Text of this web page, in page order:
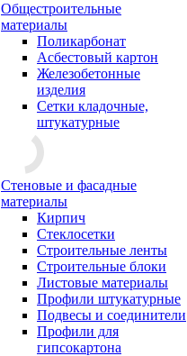
Общестроительные
материалы
Поликарбонат
Асбестовый картон
Железобетонные
изделия
Сетки кладочные,
штукатурные
Стеновые и фасадные
материалы
Кирпич
Стеклосетки
Строительные ленты
Строительные блоки
Листовые материалы
Профили штукатурные
Подвесы и соединители
Профили для
гипсокартона